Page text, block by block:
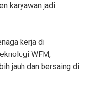
karyawan jadi
kerja di
WFM,
jauh dan bersaing di